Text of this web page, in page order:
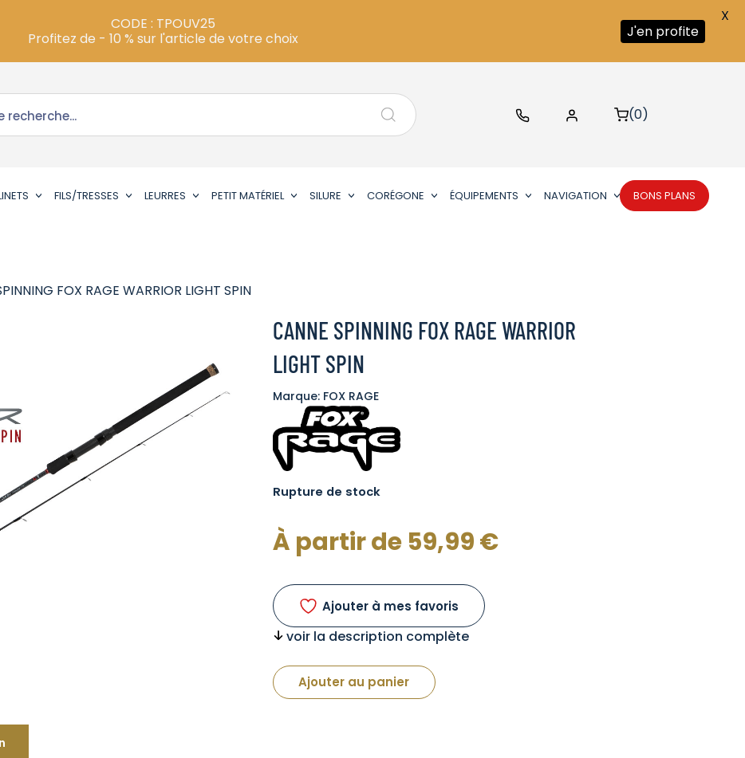
(0)
FILS/TRESSES LEURRES PETIT MATÉRIEL SILURE CORÉGONE ÉQUIPEMENTS NAVIGATION BONS PLANS
FOX RAGE WARRIOR LIGHT SPIN
CANNE SPINNING FOX RAGE WARRIOR
LIGHT SPIN
Marque: FOX RAGE
Rupture de stock
À partir de 59,99€
Ajouter à mes favoris
voir la description complète
Ajouter au panier
CODE : TPOUV25
Profitez de - 10 % sur l'article de votre choix
J'en profite
X